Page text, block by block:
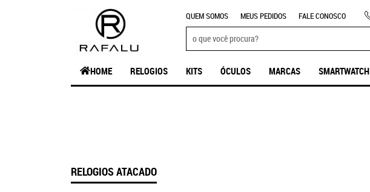
QUEM SOMOS MEUS PEDIDOS FALE CONOSCO
HOME RELOGIOS KITS ÓCULOS MARCAS SMARTWATCH
RELOGIOS ATACADO